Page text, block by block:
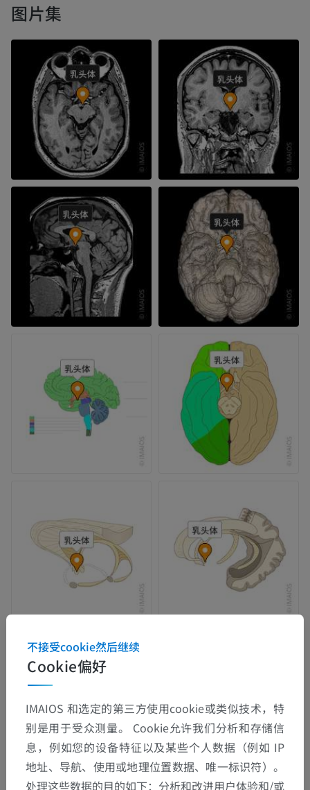
图片集
Cookie偏好
不接受cookie然后继续
IMAIOS 和选定的第三方使用cookie或类似技术，特
别是用于受众测量。 Cookie允许我们分析和存储信
息，例如您的设备特征以及某些个人数据（例如 IP
地址、导航、使用或地理位置数据、唯一标识符）。
处理这些数据的目的如下：分析和改进用户体验和/或